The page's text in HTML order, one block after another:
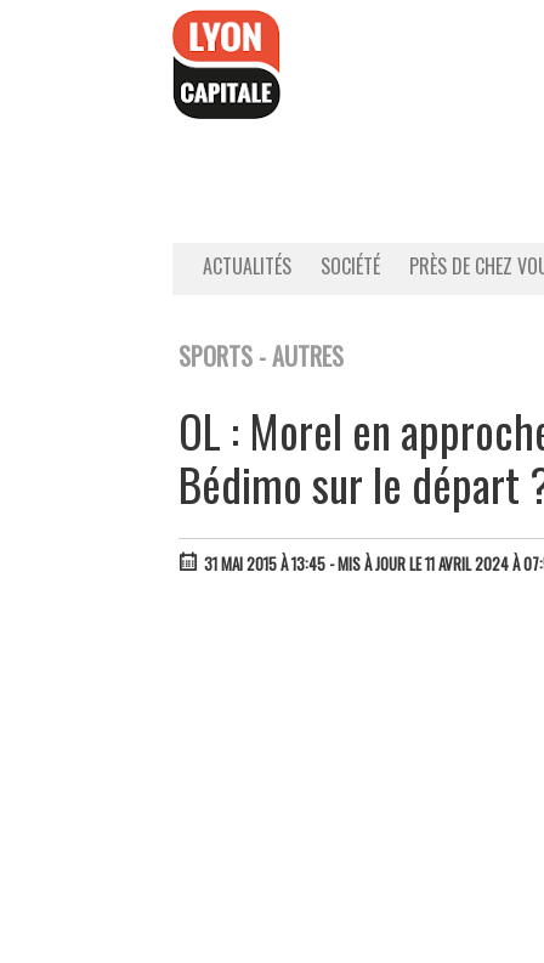
ACTUALITÉS SOCIÉTÉ PRÈS DE CHEZ
SPORTS - AUTRES
OL : Morel en
Bédimo sur le départ
31 MAI 2015 À 13:45 - MIS À JOUR LE 11 AVRIL 2024 À